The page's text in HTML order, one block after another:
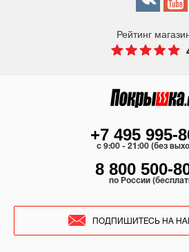
Рейтинг
+7 495 995-
c 9:00 - 21:00 (без
8 800 500-
по России
ПОДПИШИТЕСЬ НА